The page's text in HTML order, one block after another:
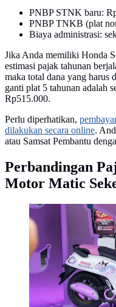
PNBP STNK baru:
PNBP TNKB (plat
Biaya administrasi:
Jika Anda memiliki Honda
estimasi pajak tahunan
maka total dana yang harus
ganti plat 5 tahunan adalah
Rp515.000.
Perlu diperhatikan,
dilakukan secara online.
atau Samsat Pembantu
Perbandingan
Motor Matic